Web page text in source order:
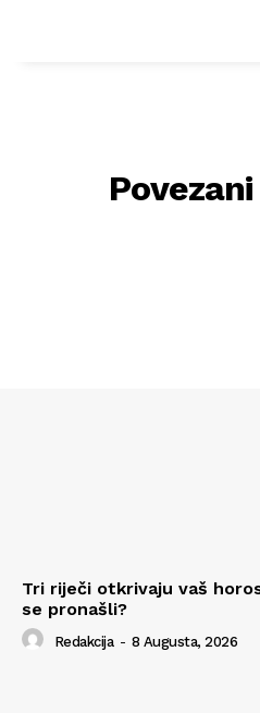
Tri riječi otkrivaju vaš
se pronašli?
Redakcija - 8 Augusta, 2026